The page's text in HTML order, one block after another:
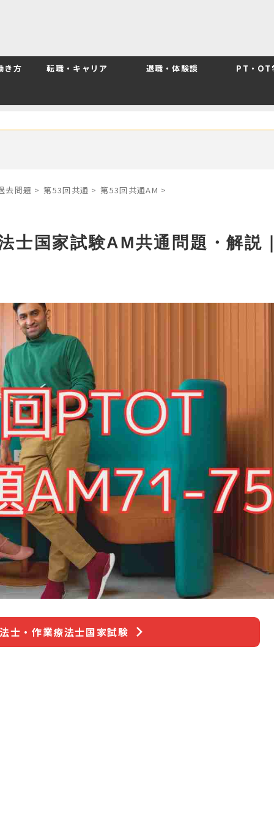
き方 転職・キャリア 退職・体験談 PT・OT
去問題 > 第53回共通 > 第53回共通AM >
士国家試験AM共通問題・解説｜
士・作業療法士国家試験